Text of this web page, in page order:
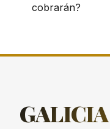
cobrarán?
GALICIA